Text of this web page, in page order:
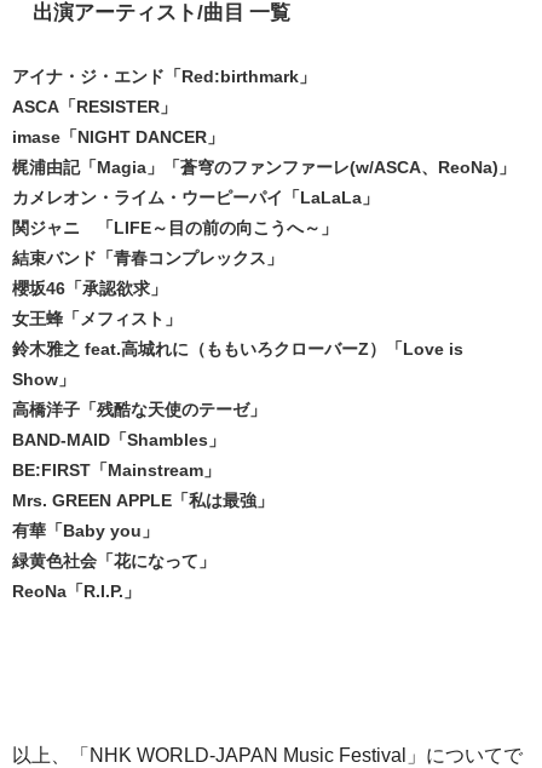
出演アーティスト/曲目 一覧
アイナ・ジ・エンド「Red:birthmark」
ASCA「RESISTER」
imase「NIGHT DANCER」
梶浦由記「Magia」「蒼穹のファンファーレ(w/ASCA、ReoNa)」
カメレオン・ライム・ウーピーパイ「LaLaLa」
関ジャニ∞「LIFE～目の前の向こうへ～」
結束バンド「青春コンプレックス」
櫻坂46「承認欲求」
女王蜂「メフィスト」
鈴木雅之 feat.高城れに（ももいろクローバーZ）「Love is
Show」
高橋洋子「残酷な天使のテーゼ」
BAND-MAID「Shambles」
BE:FIRST「Mainstream」
Mrs. GREEN APPLE「私は最強」
有華「Baby you」
緑黄色社会「花になって」
ReoNa「R.I.P.」
以上、「NHK WORLD-JAPAN Music Festival」についてで